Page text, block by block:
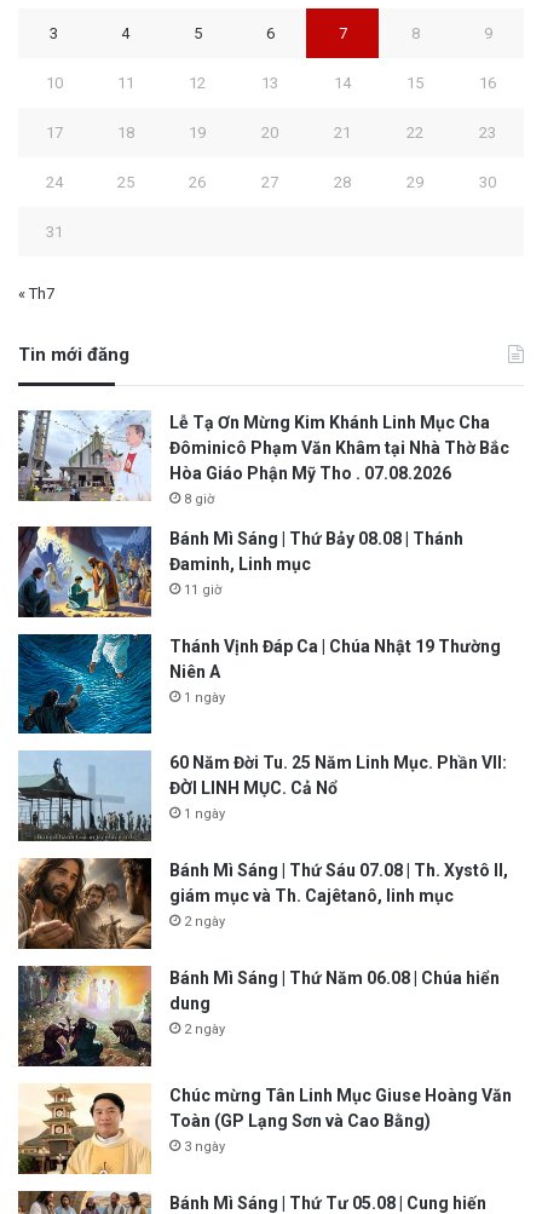
3 4 5 6 7 8 9
10 11 12 13 14 15 16
17 18 19 20 21 22 23
24 25 26 27 28 29 30
31
« Th7
Tin mới đăng
Lễ Tạ Ơn Mừng Kim Khánh Linh Mục Cha
Đôminicô Phạm Văn Khâm tại Nhà Thờ Bắc
Hòa Giáo Phận Mỹ Tho . 07.08.2026
8 giờ
Bánh Mì Sáng | Thứ Bảy 08.08 | Thánh
Đaminh, Linh mục
11 giờ
Thánh Vịnh Đáp Ca | Chúa Nhật 19 Thường
Niên A
1 ngày
60 Năm Đời Tu. 25 Năm Linh Mục. Phần VII:
ĐỜI LINH MỤC. Cả Nổ
1 ngày
Bánh Mì Sáng | Thứ Sáu 07.08 | Th. Xystô II,
giám mục và Th. Cajêtanô, linh mục
2 ngày
Bánh Mì Sáng | Thứ Năm 06.08 | Chúa hiển
dung
2 ngày
Chúc mừng Tân Linh Mục Giuse Hoàng Văn
Toàn (GP Lạng Sơn và Cao Bằng)
3 ngày
Bánh Mì Sáng | Thứ Tư 05.08 | Cung hiến